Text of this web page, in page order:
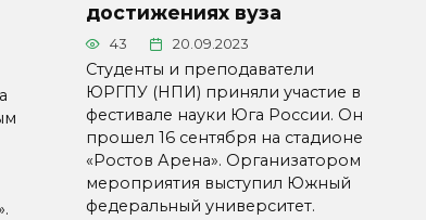
достижениях вуза
43 20.09.2023
Студенты и преподаватели
ЮРГПУ (НПИ) приняли участие в
фестивале науки Юга России. Он
прошел 16 сентября на стадионе
«Ростов Арена». Организатором
мероприятия выступил Южный
федеральный университет.